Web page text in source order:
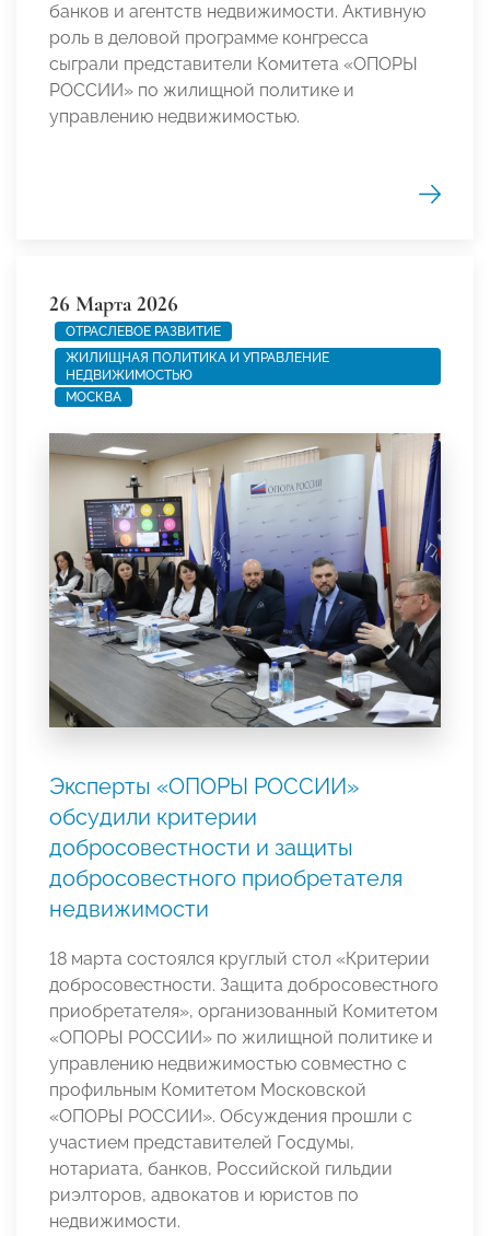
банков и агентств недвижимости. Активную
роль в деловой программе конгресса
сыграли представители Комитета «ОПОРЫ
РОССИИ» по жилищной политике и
управлению недвижимостью.
26 Марта 2026
ОТРАСЛЕВОЕ РАЗВИТИЕ
ЖИЛИЩНАЯ ПОЛИТИКА И УПРАВЛЕНИЕ
НЕДВИЖИМОСТЬЮ
МОСКВА
Эксперты «ОПОРЫ РОССИИ»
обсудили критерии
добросовестности и защиты
добросовестного приобретателя
недвижимости
18 марта состоялся круглый стол «Критерии
добросовестности. Защита добросовестного
приобретателя», организованный Комитетом
«ОПОРЫ РОССИИ» по жилищной политике и
управлению недвижимостью совместно с
профильным Комитетом Московской
«ОПОРЫ РОССИИ». Обсуждения прошли с
участием представителей Госдумы,
нотариата, банков, Российской гильдии
риэлторов, адвокатов и юристов по
недвижимости.